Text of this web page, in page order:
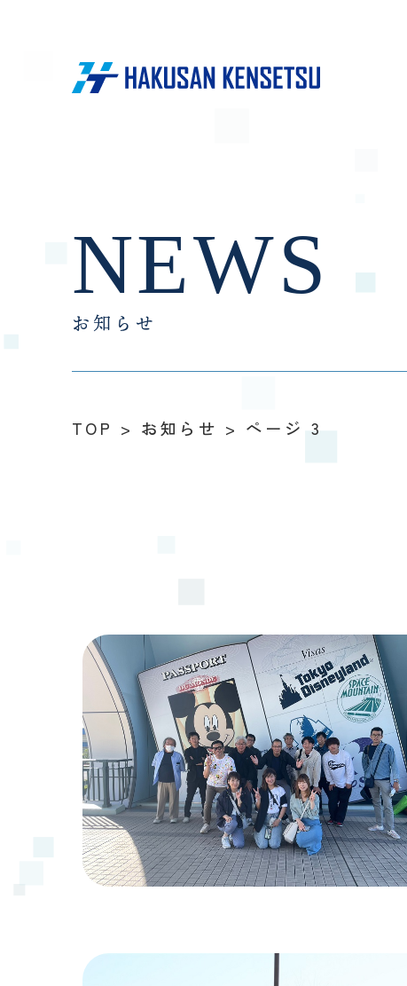
NEWS
お知らせ
TOP > お知らせ > ページ 3